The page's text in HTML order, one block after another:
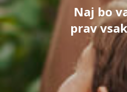
Naj bo
prav